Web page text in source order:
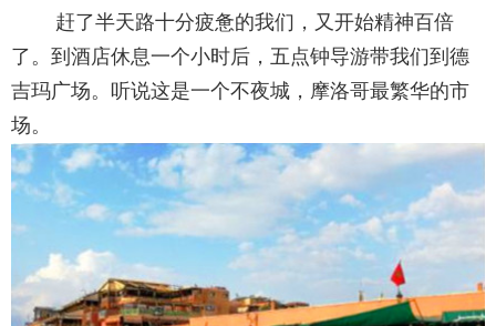
赶了半天路十分疲惫的我们，又开始精神百倍
了。到酒店休息一个小时后，五点钟导游带我们到德
吉玛广场。听说这是一个不夜城，摩洛哥最繁华的市
场。